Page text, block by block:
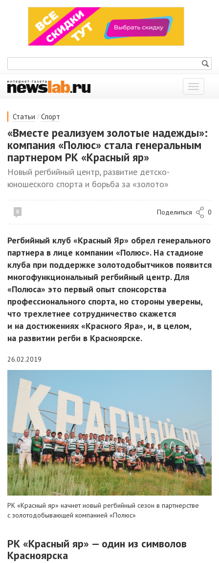
Показать
меню
Статьи / Спорт
«Вместе реализуем золотые надежды»:
компания «Полюс» стала генеральным
партнером РК «Красный яр»
Новый регбийный центр, развитие детско-
юношеского спорта и борьба за «золото»
0 Поделиться 0
Регбийный клуб «Красный Яр» обрел генерального
партнера в лице компании «Полюс». На стадионе
клуба при поддержке золотодобытчиков появится
многофункциональный регбийный центр. Для
«Полюса» это первый опыт спонсорства
профессионального спорта, но стороны уверены,
что трехлетнее сотрудничество скажется
и на достижениях «Красного Яра», и, в целом,
на развитии регби в Красноярске.
26.02.2019
РК «Красный яр» начнет новый регбийный сезон в партнерстве
с золотодобывающей компанией «Полюс»
РК «Красный яр» — один из символов
Красноярска